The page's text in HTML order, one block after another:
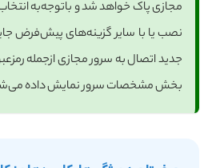
مجازی پاک خواهد شد و باتوجه‌به
نصب یا با سایر گزینه‌های پیش‌فرض
جدید اتصال به سرور مجازی از‌جمله
بخش مشخصات سرور نمایش داده